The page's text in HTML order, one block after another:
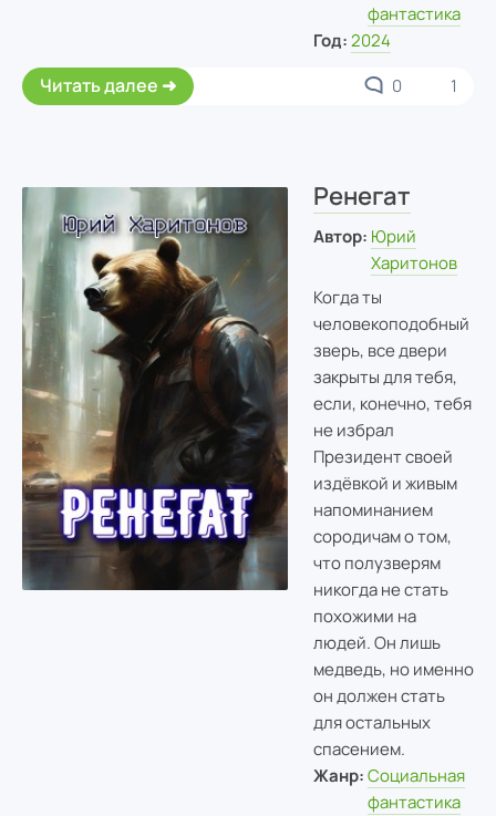
фантастика
Год: 2024
Читать далее 0 1
Ренегат
Автор: Юрий
Харитонов
Когда ты
человекоподобный
зверь, все двери
закрыты для тебя,
если, конечно, тебя
не избрал
Президент своей
издёвкой и живым
напоминанием
сородичам о том,
что полузверям
никогда не стать
похожими на
людей. Он лишь
медведь, но именно
он должен стать
для остальных
спасением.
Жанр: Социальная
фантастика